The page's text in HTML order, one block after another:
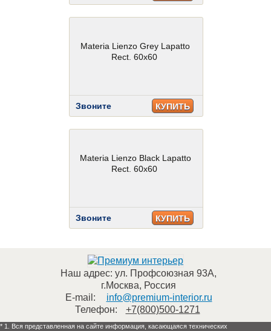
Materia Lienzo Grey Lapatto
Rect. 60x60
Звоните КУПИТЬ
Materia Lienzo Black Lapatto
Rect. 60x60
Звоните КУПИТЬ
Наш адрес: ул. Профсоюзная 93А,
г.Москва, Россия
E-mail:
info@premium-interior.ru
Телефон:
+7(800)500-1271
* 1. Вся представленная на сайте информация, касающаяся технических